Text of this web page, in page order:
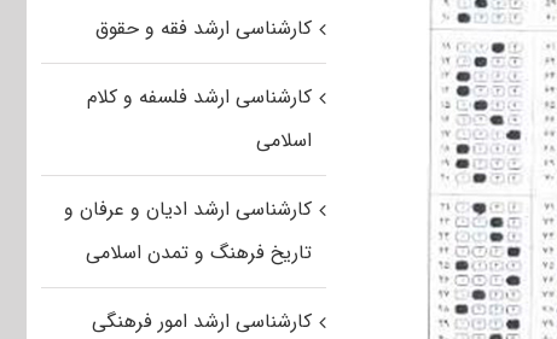
کارشناسی ارشد فقه و حقوق
کارشناسی ارشد فلسفه و کلام
اسلامی
کارشناسی ارشد ادیان و عرفان و
تاریخ فرهنگ و تمدن اسلامی
کارشناسی ارشد امور فرهنگی